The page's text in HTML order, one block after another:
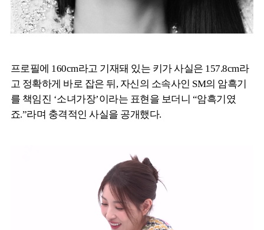
프로필에 160cm라고 기재돼 있는 키가 사실은 157.8cm라
고 정확하게 바로 잡은 뒤, 자신의 소속사인 SM의 암흑기
를 책임진 ‘소녀가장’이라는 표현을 보더니 “암흑기였
죠.”라며 충격적인 사실을 공개했다.